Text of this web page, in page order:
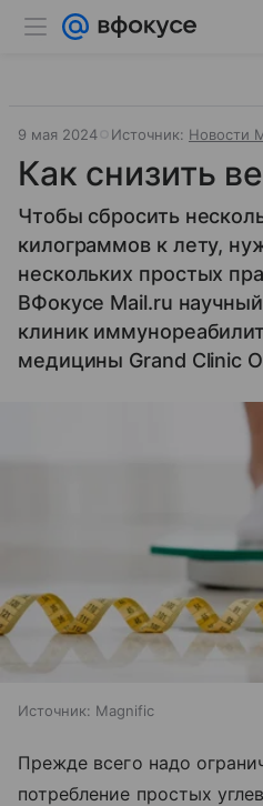
9 мая 2024 Источник: Новости
Как снизить
Чтобы сбросить
килограммов к лету,
нескольких простых
ВФокусе Mail.ru
клиник
медицины Grand Clinic
Источник: Magnific
Прежде всего надо
потребление простых